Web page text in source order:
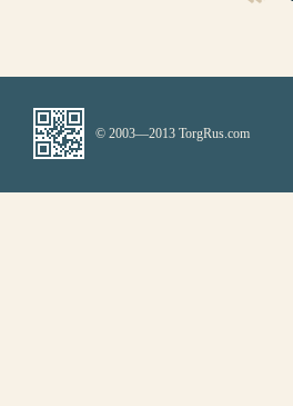
© 2003—2013 TorgRus.com